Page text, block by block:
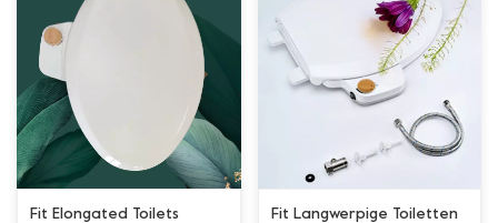
Fit Elongated Toilets
Fit Langwerpige Toiletten